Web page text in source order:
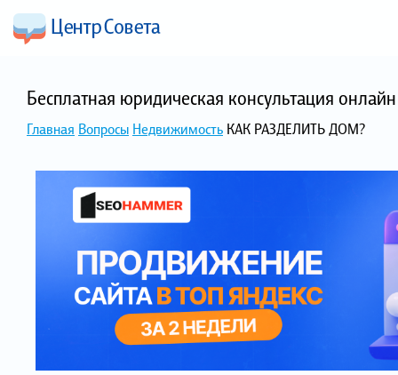
Бесплатная юридическая консультация
Главная Вопросы Недвижимость КАК РАЗДЕЛИТЬ ДОМ?